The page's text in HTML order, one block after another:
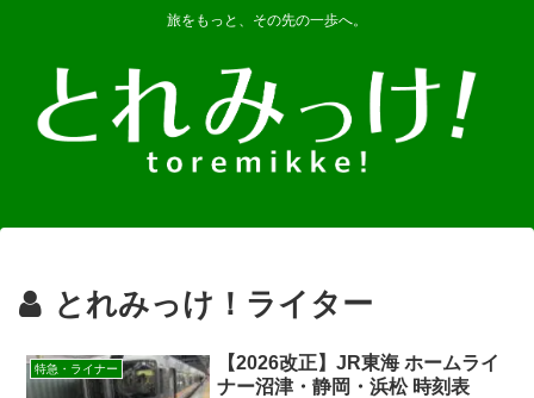
旅をもっと、その先の一歩へ。
とれみっけ！ライター
特急・ライナー
【2026改正】JR東海 ホームライ
ナー沼津・静岡・浜松 時刻表